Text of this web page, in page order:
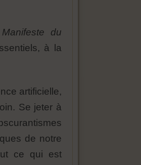
Manifeste du
à la
artificielle,
Se jeter à
de notre
ce qui est